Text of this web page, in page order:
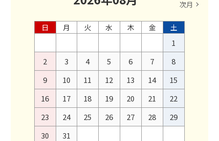
次月
日 月 火 水 木 金
土
1
2
3 4 5 6 7
8
9
10 11 12 13 14
15
16
17 18 19 20 21
22
23
24 25 26 27 28
29
30
31